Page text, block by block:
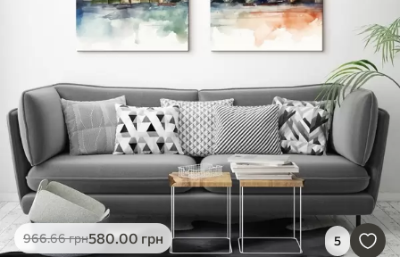
966.66грн580.00 грн 5